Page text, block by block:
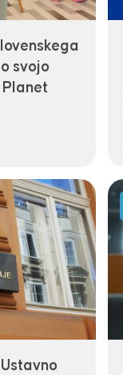
svojo
Planet